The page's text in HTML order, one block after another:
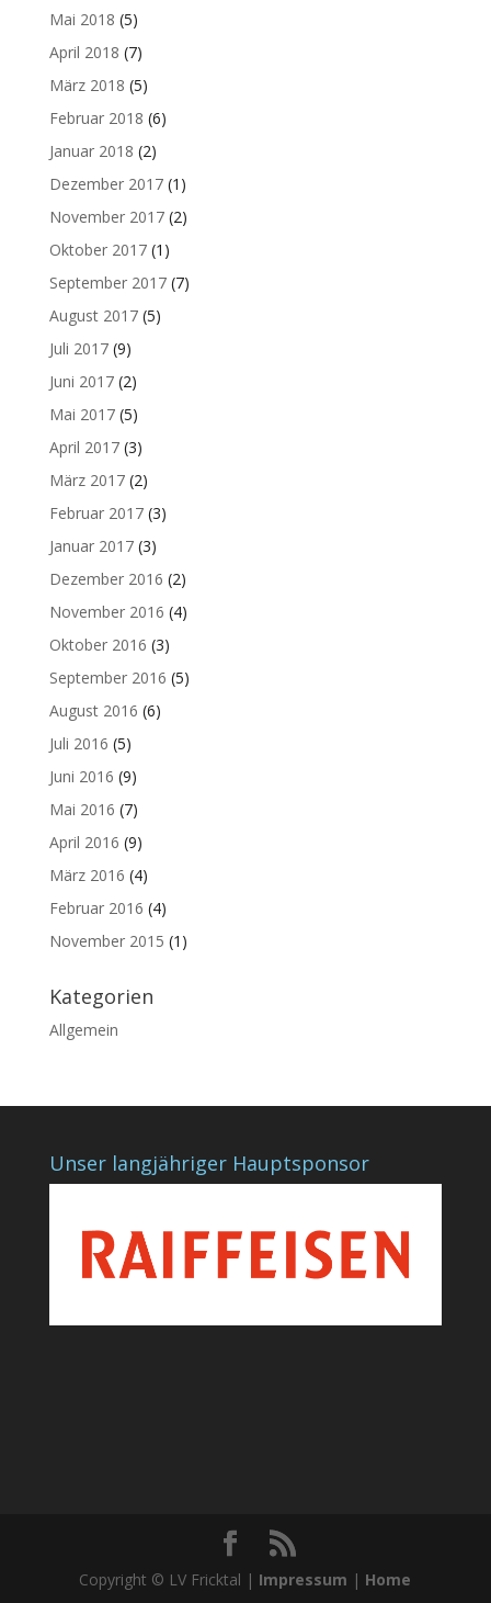
Mai 2018 (5)
April 2018 (7)
März 2018 (5)
Februar 2018 (6)
Januar 2018 (2)
Dezember 2017(1)
November 2017(2)
Oktober 2017(1)
September 2017(7)
August 2017(5)
Juli 2017(9)
Juni 2017(2)
Mai 2017(5)
April 2017(3)
März 2017(2)
Februar 2017(3)
Januar 2017(3)
Dezember 2016 (2)
November 2016 (4)
Oktober 2016 (3)
September 2016 (5)
August 2016 (6)
Juli 2016 (5)
Juni 2016 (9)
Mai 2016 (7)
April 2016 (9)
März 2016 (4)
Februar 2016 (4)
November 2015 (1)
Kategorien
Allgemein
Unser langjähriger Hauptsponsor
Copyright © LV Fricktal | Impressum | Home